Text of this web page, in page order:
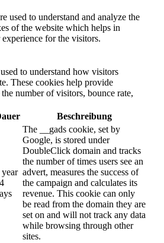
used to understand and analyze the
of the website which helps in
for the visitors.
to understand how visitors
These cookies help provide
number of visitors, bounce rate,
Beschreibung
year
The __gads cookie, set by
Google, is stored under
DoubleClick domain and tracks
the number of times users see an
advert, measures the success of
the campaign and calculates its
revenue. This cookie can only
be read from the domain they are
set on and will not track any data
while browsing through other
sites.